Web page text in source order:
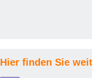
Hier finden Sie